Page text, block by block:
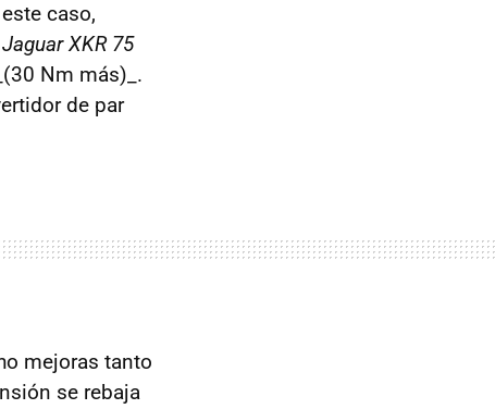
caso,
Jaguar XKR 75
_(30 Nm más)_.
de par
mejoras tanto
se rebaja